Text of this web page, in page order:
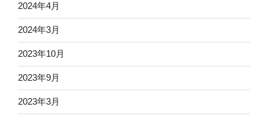
2024年4月
2024年3月
2023年10月
2023年9月
2023年3月